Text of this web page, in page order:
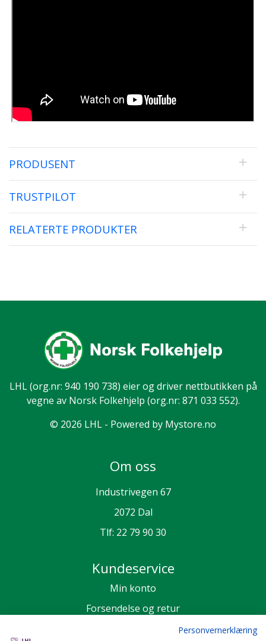
PRODUSENT
TRUSTPILOT
RELATERTE PRODUKTER
LHL(org.nr: 940 190 738) eier og driver nettbutikken på
vegne av Norsk Folkehjelp (org.nr: 871 033 552).
© 2026 LHL - Powered by Mystore.no
Om oss
Industrivegen 67
2072 Dal
Tlf: 22 79 90 30
Kundeservice
Min konto
Forsendelse og retur
Personvernerklæring